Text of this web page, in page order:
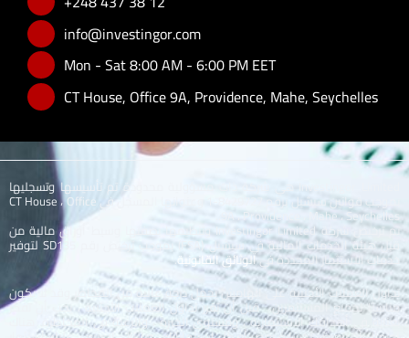
info@investingor.com
Mon - Sat 8:00 AM - 6:00 PM EET
CT House, Office 9A, Providence, Mahe, Seychelles
Investingor Limited هي شركة ذات مسؤولية محدودة تم تأسيسها وتسجليها
بموجب قوانين سيشيل برقم 8429727-1 وعنوانها المسجل في CT House ، Office
9A ، Providence ، Mahe ، Seychelles..
تم ترخيص شركة Investingor Limited وتنظيمها بصفتها وسيط أوراق مالية من
قبل هيئة الخدمات المالية في سيشيل (FSA) بموجب ترخيص رقم SD135 لتوفير
خدمات الاستثمار المحددة فيالوثائق القانونية.
تداول العملات الأجنبية على الهامش يحمل درجة عالية من المخاطر وقد لا يكون
مناسبًا لجميع المستثمرين. قبل أن تقرر تداول العملات الأجنبية ، يجب أن تفكر
بعناية في أهدافك الاستثمارية ، ومستوى الخبرة ، والرغبة في المخاطرة. هناك